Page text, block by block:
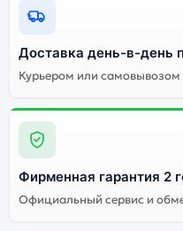
Доставка день-в-день
Курьером или
Фирменная гарантия 2
Официальный сервис и